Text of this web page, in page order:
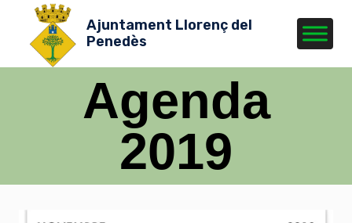
contingut
Ajuntament Llorenç del
Penedès
Agenda
2019